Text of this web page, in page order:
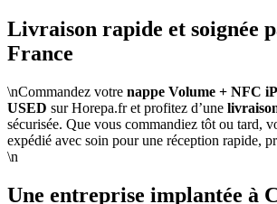
Livraison rapide et soignée
France
\nCommandez votre nappe Volume + NFC
USED sur Horepa.fr et profitez d’une
sécurisée. Que vous commandiez tôt ou tard,
expédié avec soin pour une réception rapide,
\n
Une entreprise implantée à